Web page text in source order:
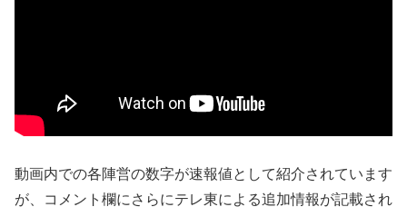
動画内での各陣営の数字が速報値として紹介されています
が、コメント欄にさらにテレ東による追加情報が記載され